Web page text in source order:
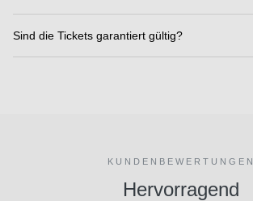
Sind die Tickets garantiert gültig?
KUNDENBEWERTUNGEN
Hervorragend